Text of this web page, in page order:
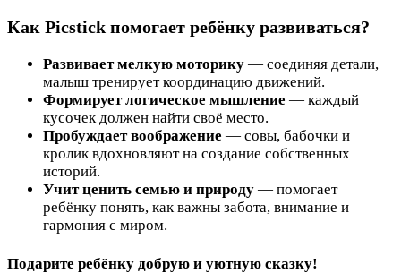
Как Picstick помогает ребёнку развиваться?
Развивает мелкую моторику — соединяя детали,
малыш тренирует координацию движений.
Формирует логическое мышление — каждый
кусочек должен найти своё место.
Пробуждает воображение — совы, бабочки и
кролик вдохновляют на создание собственных
историй.
Учит ценить семью и природу — помогает
ребёнку понять, как важны забота, внимание и
гармония с миром.
Подарите ребёнку добрую и уютную сказку!